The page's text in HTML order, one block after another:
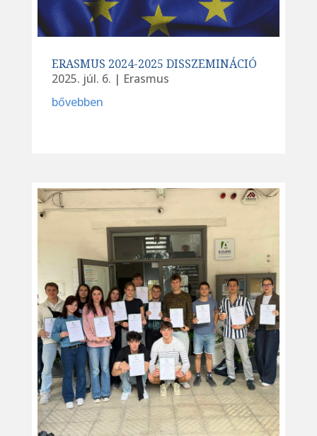
ERASMUS 2024-2025 DISSZEMINÁCIÓ
2025. júl. 6. | Erasmus
bővebben